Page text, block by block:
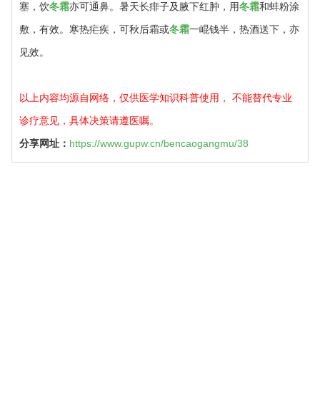
塞，饮冬霜亦可通鼻。暑天长痱子及腋下红肿，用冬霜和蚌粉涂
敷，有效。寒热疟疾，可秋后霜或冬霜一崐钱半，热酒送下，亦
见效。
以上内容均源自网络，仅供医学知识科普使用， 不能替代专业
诊疗意见，具体决策请遵医嘱。
分享网址： https://www.gupw.cn/bencaogangmu/38